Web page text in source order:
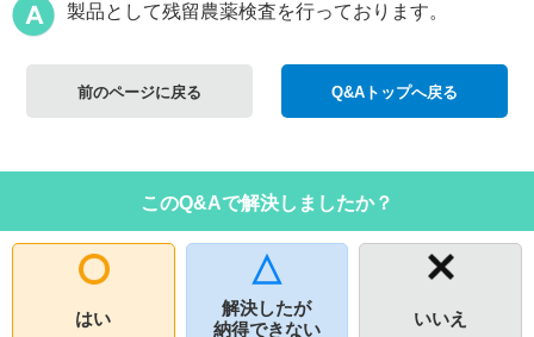
製品として残留農薬検査を行っております。
前のページに戻る Q&Aトップへ戻る
このQ&Aで解決しましたか？
はい
解決したが
納得できない
いいえ